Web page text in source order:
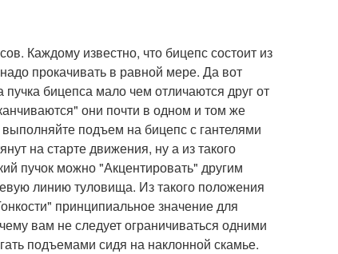
Каждому известно, что бицепс состоит из
прокачивать в равной мере. Да вот
бицепса мало чем отличаются друг от
они почти в одном и том же
подъем на бицепс с гантелями
на старте движения, ну а из такого
пучок можно "Акцентировать" другим
линию туловища. Из такого положения
принципиальное значение для
вам не следует ограничиваться одними
подъемами сидя на наклонной скамье.